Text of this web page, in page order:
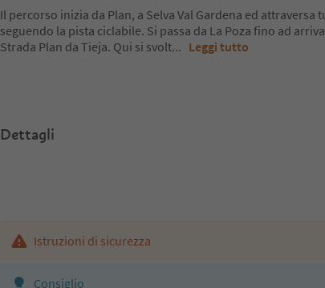
Il percorso inizia da Plan, a Selva Val Gardena ed attraversa
seguendo la pista ciclabile. Si passa da La Poza fino ad
Strada Plan da Tieja. Qui si svolt... Leggi tutto
Dettagli
Istruzioni di sicurezza
Consiglio